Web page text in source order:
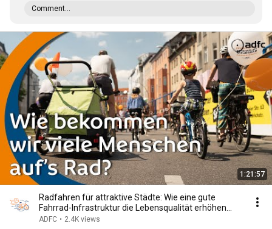
Comment...
1:21:57
Radfahren für attraktive Städte: Wie eine gute
Fahrrad-Infrastruktur die Lebensqualität erhöhen
kann
ADFC • 2.4K views